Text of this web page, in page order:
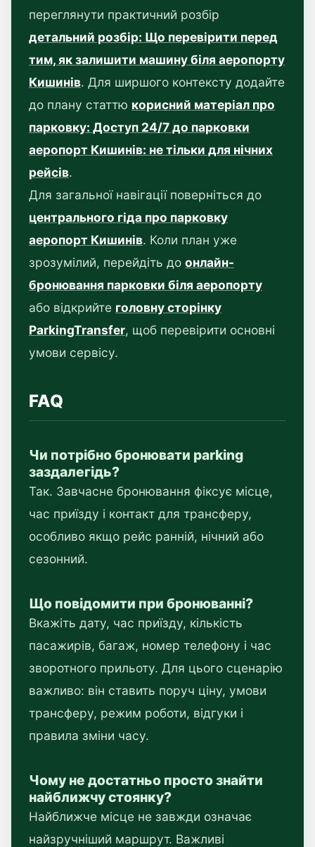
переглянути практичний розбір
детальний розбір: Що перевірити перед
тим, як залишити машину біля аеропорту
Кишинів. Для ширшого контексту додайте
до плану статтю корисний матеріал про
парковку: Доступ 24/7 до парковки
аеропорт Кишинів: не тільки для нічних
рейсів.
Для загальної навігації поверніться до
центрального гіда про парковку
аеропорт Кишинів. Коли план уже
зрозумілий, перейдіть до онлайн-
бронювання парковки біля аеропорту
або відкрийте головну сторінку
ParkingTransfer, щоб перевірити основні
умови сервісу.
FAQ
Чи потрібно бронювати parking
заздалегідь?
Так. Завчасне бронювання фіксує місце,
час приїзду і контакт для трансферу,
особливо якщо рейс ранній, нічний або
сезонний.
Що повідомити при бронюванні?
Вкажіть дату, час приїзду, кількість
пасажирів, багаж, номер телефону і час
зворотного прильоту. Для цього сценарію
важливо: він ставить поруч ціну, умови
трансферу, режим роботи, відгуки і
правила зміни часу.
Чому не достатньо просто знайти
найближчу стоянку?
Найближче місце не завжди означає
найзручніший маршрут. Важливі